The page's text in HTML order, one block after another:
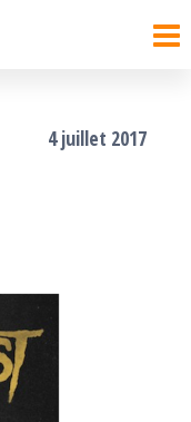
4 juillet 2017